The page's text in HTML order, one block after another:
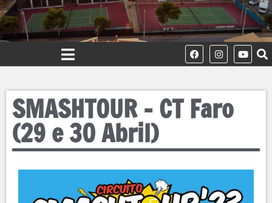
SMASHTOUR – CT Faro
(29 e 30 Abril)